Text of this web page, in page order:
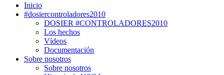
Inicio
#dosiercontroladores2010
DOSIER #CONTROLADORES2010
Los hechos
Vídeos
Documentación
Sobre nosotros
Sobre nosotros